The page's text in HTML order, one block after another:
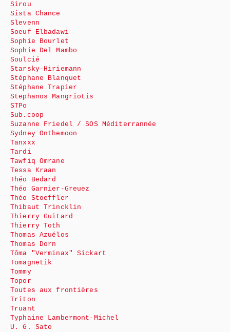
Sirou
Sista Chance
Slevenn
Soeuf Elbadawi
Sophie Bourlet
Sophie Del Mambo
Soulcié
Starsky-Hiriemann
Stéphane Blanquet
Stéphane Trapier
Stephanos Mangriotis
STPo
Sub.coop
Suzanne Friedel / SOS Méditerrannée
Sydney Onthemoon
Tanxxx
Tardi
Tawfiq Omrane
Tessa Kraan
Théo Bedard
Théo Garnier-Greuez
Théo Stoeffler
Thibaut Trincklin
Thierry Guitard
Thierry Toth
Thomas Azuélos
Thomas Dorn
Tôma "Verminax" Sickart
Tomagnetik
Tommy
Topor
Toutes aux frontières
Triton
Truant
Typhaine Lambermont-Michel
U. G. Sato